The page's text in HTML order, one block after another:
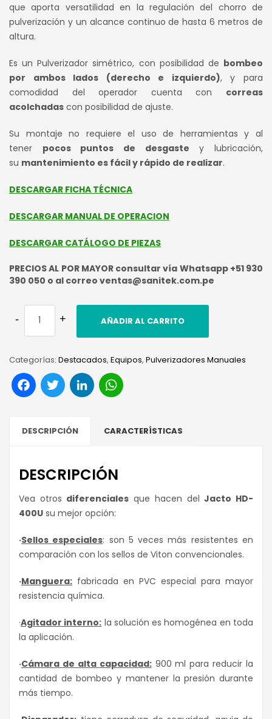
que aporta versatilidad en la regulación del chorro de
pulverización y un alcance continuo de hasta 6 metros de
altura.
Es un Pulverizador simétrico, con posibilidad de bombeo
por ambos lados (derecho e izquierdo), y para
comodidad del operador cuenta con correas
acolchadas con posibilidad de ajuste.
Su montaje no requiere el uso de herramientas y al
tener pocos puntos de desgaste y lubricación,
su mantenimiento es fácil y rápido de realizar.
DESCARGAR FICHA TÉCNICA
DESCARGAR MANUAL DE OPERACION
DESCARGAR CATÁLOGO DE PIEZAS
PRECIOS AL POR MAYOR consultar vía Whatsapp +51 930
390 050 o al correo ventas@sanitek.com.pe
AÑADIR AL CARRITO
Categorías: Destacados, Equipos, Pulverizadores Manuales
Facebook
TwitterLinkedIn
DESCRIPCIÓN CARACTERÍSTICAS
DESCRIPCIÓN
Vea otros diferenciales que hacen delJacto HD-
400U su mejor opción:
·Sellos especiales: son 5 veces más resistentes en
comparación con los sellos de Viton convencionales.
·Manguera: fabricada en PVC especial para mayor
resistencia química.
·Agitador interno: la solución es homogénea en toda
la aplicación.
·Cámara de alta capacidad:900 ml para reducir la
cantidad de bombeo y mantener la presión durante
más tiempo.